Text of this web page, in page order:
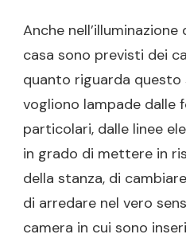
Anche
casa sono previsti dei
quanto riguarda
vogliono lampade dalle
particolari, dalle linee
in grado di mettere in
della stanza, di
di arredare nel vero
camera in cui sono